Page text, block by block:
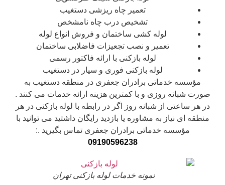
تعمیر چاه ریزشی دستغیب
تشخیص درب چاه نامشخص
لوله کشی ساختمان و فروش انواع لوله
تعمیر و نصب تجعیزات فاضلابی ساختمان
لوله بازکنی با ارائه فاکتور رسمی
لوله بازکنی فوری و سیار در دستغیب
مؤسسه خدماتی برادران جعفری در منطقه دستغیب به
صورت شبانه روزی و با کمترین هزینه ارائه خدمات می کنند .
در هر ساعتی از شبانه روز اگر در رابطه با لوله بازکنی در هر
منطقه ای نیاز به مشاوره یا بازدید رایگان داشتید می توانید با
مؤسسه خدماتی برادران جعفری تماس بگیرید .:
09190596238
نمونه خدمات لوله بازکنی تهران